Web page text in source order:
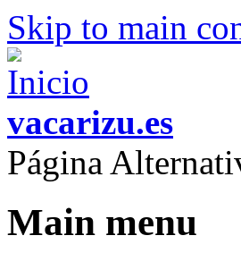
Skip to main
vacarizu.es
Página
Main menu